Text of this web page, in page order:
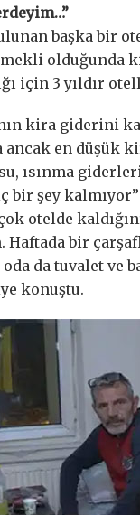
başka bir
olduğunda
için 3 yıldır
kira giderini
en düşük
ısınma
bir şey
otelde
Haftada bir
da tuvalet ve
konuştu.